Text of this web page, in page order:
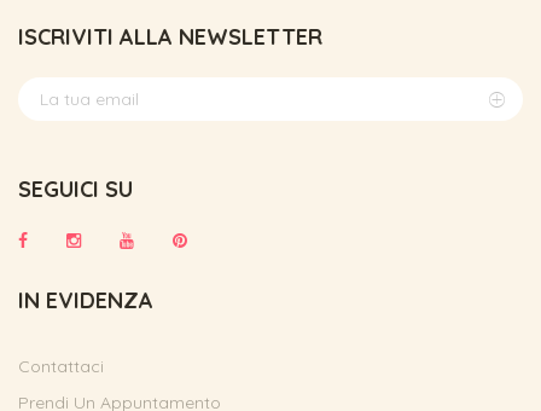
ISCRIVITI ALLA NEWSLETTER
SEGUICI SU
IN EVIDENZA
Contattaci
Prendi Un Appuntamento